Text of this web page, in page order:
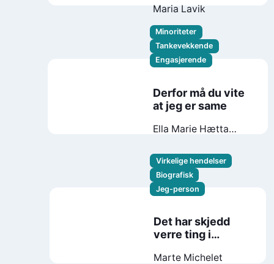
generasjonar
Maria Lavik
Minoriteter
Tankevekkende
Engasjerende
Derfor må du vite
at jeg er same
Ella Marie Hætta
Helene Svendsen
Virkelige hendelser
Biografisk
Jeg-person
Det har skjedd
verre ting i
Marte Michelet